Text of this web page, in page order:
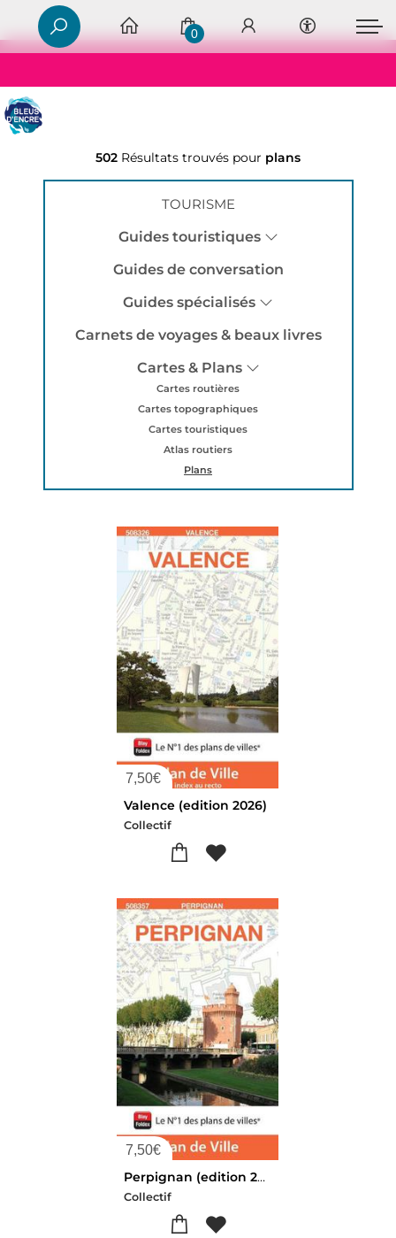
0
502 Résultats trouvés pour plans
TOURISME
Guides touristiques
Guides de conversation
Guides spécialisés
Carnets de voyages & beaux livres
Cartes & Plans
Cartes routières
Cartes topographiques
Cartes touristiques
Atlas routiers
Plans
7,50€
Valence (edition 2026)
Collectif
7,50€
Perpignan (edition 2026)
Collectif